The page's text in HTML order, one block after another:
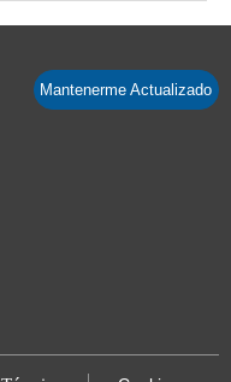
Mantenerme Actualizado